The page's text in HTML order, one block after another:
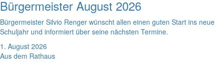
Bürgermeister August 2026
Bürgermeister Silvio Renger wünscht allen einen guten Start ins neue
Schuljahr und informiert über seine nächsten Termine.
1. August 2026
Aus dem Rathaus